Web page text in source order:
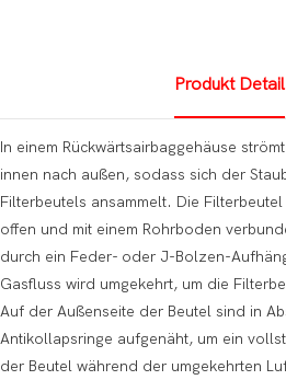
Produkt Detail
In einem Rückwärtsairbaggehäuse
innen nach außen, sodass sich der
Filterbeutels ansammelt. Die
offen und mit einem Rohrboden
durch ein Feder- oder J-Bolzen-
Gasfluss wird umgekehrt, um die
Auf der Außenseite der Beutel sind in
Antikollapsringe aufgenäht, um ein
der Beutel während der umgekehrten